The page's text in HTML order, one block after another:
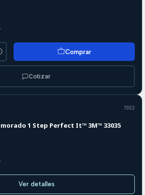
Comprar
Cotizar
7053
1 Step Perfect It™ 3M™ 33035
Ver detalles